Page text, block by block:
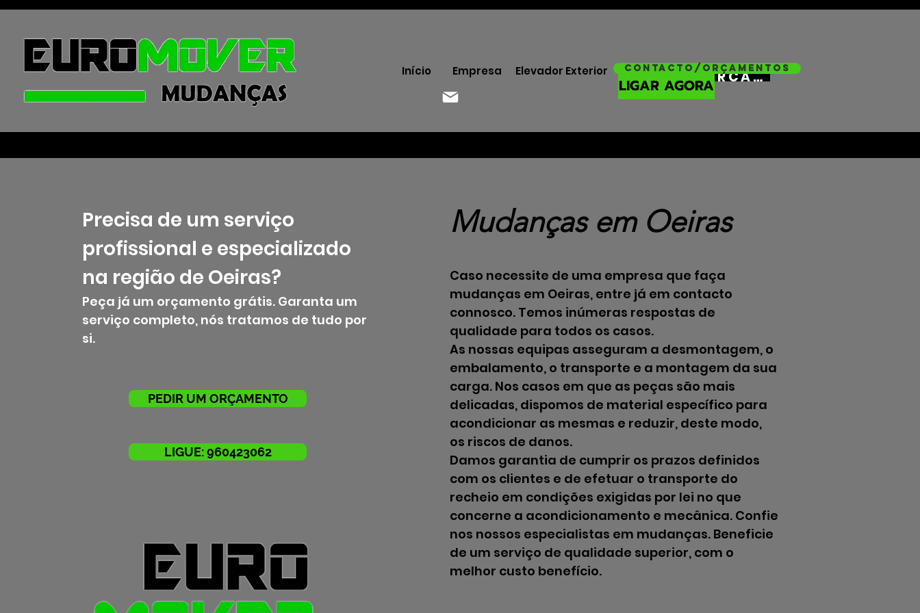
Início Empresa Elevador Exterior ORÇAMENTO
LIGAR AGORA
Contacto/Orçamentos
Precisa de um serviço
profissional e especializado
na região de Oeiras?
Peça já um orçamento grátis. Garanta um
serviço completo, nós tratamos de tudo por
si.
PEDIR UM ORÇAMENTO
LIGUE: 960423062
Mudanças em Oeiras
Caso necessite de uma empresa que faça
mudanças em Oeiras, entre já em contacto
connosco. Temos inúmeras respostas de
qualidade para todos os casos.
As nossas equipas asseguram a desmontagem, o
embalamento, o transporte e a montagem da sua
carga. Nos casos em que as peças são mais
delicadas, dispomos de material específico para
acondicionar as mesmas e reduzir, deste modo,
os riscos de danos.
Damos garantia de cumprir os prazos definidos
com os clientes e de efetuar o transporte do
recheio em condições exigidas por lei no que
concerne a acondicionamento e mecânica. Confie
nos nossos especialistas em mudanças. Beneficie
de um serviço de qualidade superior, com o
melhor custo benefício.